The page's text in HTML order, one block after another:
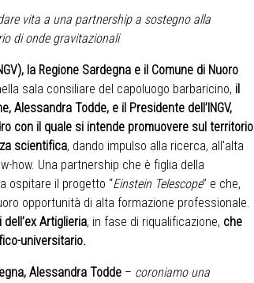
vita a una partnership a sostegno alla
di onde gravitazionali
la Regione Sardegna e il Comune di Nuoro
sala consiliare del capoluogo barbaricino, il
Alessandra Todde, e il Presidente dell’INGV,
con il quale si intende promuovere sul territorio
scientifica, dando impulso alla ricerca, all'alta
how. Una partnership che è figlia della
ospitare il progetto “Einstein Telescope” e che,
opportunità di alta formazione professionale.
dell’ex Artiglieria, in fase di riqualificazione, che
universitario.
Alessandra Todde – coroniamo una